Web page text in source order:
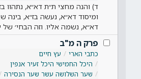
ד) והנה מחצי ת״ת דא״א, נתהוו
ומיסוד דא״א, נעשה בז״א, בינה
דא״א, נשמה אליו. וזה הבחי׳ של
פרק ה מ"ב
כתבי הארי
עץ חיים
היכל החמישי היכל זעיר אנפין
שער השלושה עשר שער הנסירה